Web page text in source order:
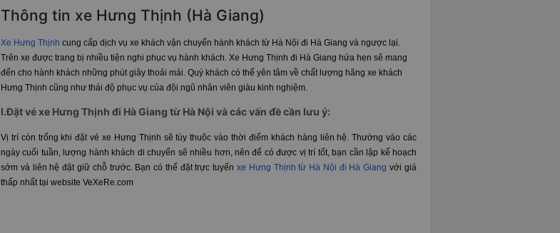
Thông tin xe Hưng Thịnh (Hà Giang)
Xe Hưng Thịnh cung cấp dịch vụ xe khách vận chuyển hành khách từ Hà Nội đi Hà Giang và ngược lại.
Trên xe được trang bị nhiều tiện nghi phục vụ hành khách. Xe Hưng Thịnh đi Hà Giang hứa hẹn sẽ mang
đến cho hành khách những phút giây thoải mái. Quý khách có thể yên tâm về chất lượng hãng xe khách
Hưng Thịnh cũng như thái độ phục vụ của đội ngũ nhân viên giàu kinh nghiệm.
I.Đặt vé xe Hưng Thịnh đi Hà Giang từ Hà Nội và các vấn đề cần lưu ý:
Vị trí còn trống khi đặt vé xe Hưng Thịnh sẽ tùy thuộc vào thời điểm khách hàng liên hệ. Thường vào các
ngày cuối tuần, lượng hành khách di chuyển sẽ nhiều hơn, nên để có được vị trí tốt, bạn cần lập kế hoạch
sớm và liên hệ đặt giữ chỗ trước. Bạn có thể đặt trực tuyến xe Hưng Thịnh từ Hà Nội đi Hà Giang với giá
thấp nhất tại website VeXeRe.com